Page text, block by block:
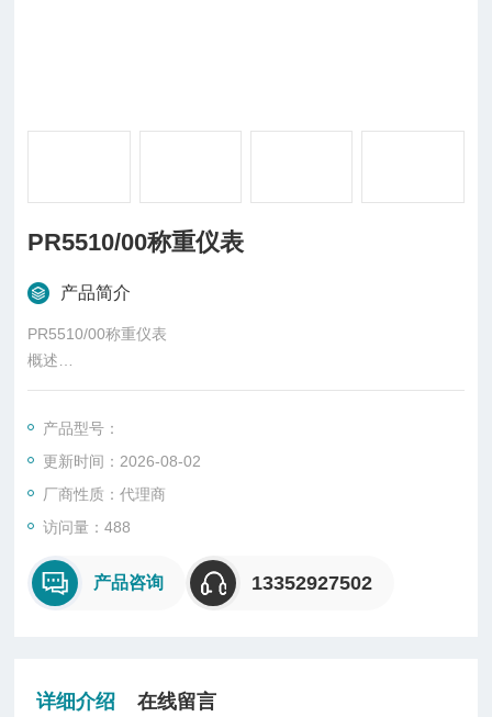
PR5510/00称重仪表
产品简介
PR5510/00称重仪表
概述
Sartorius PR5510称重控制器，是电子衡器中显示被称物的质量
量、液位和成分等工艺参数作为被控变量的自动控制。一般而
言，管理中采取的控制可以在行动开始之前、进行之中或结束之
后进行，称为三种控制模型。一种称为前馈控制或预先控制，第
二种称为过程控制或同期控制，第三种称为反馈控制或事后控
产品型号：
更新时间：2026-08-02
厂商性质：代理商
访问量：488
产品咨询 13352927502
详细介绍 在线留言